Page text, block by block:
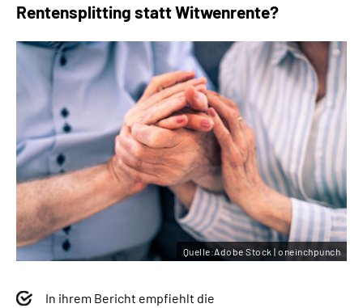
Rentensplitting statt Witwenrente?
In ihrem Bericht empfiehlt die
Quelle:Adobe Stock | oneinchpunch